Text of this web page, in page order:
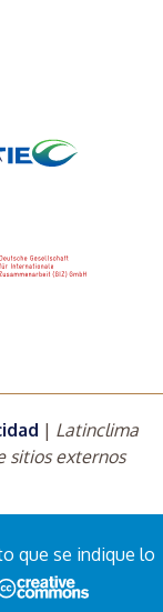
| Latinclima
sitios externos
que se indique lo